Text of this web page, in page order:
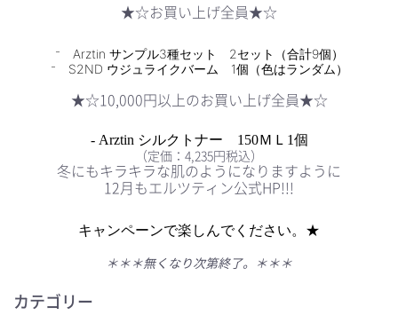
★☆お買い上げ全員★☆
⁻ Arztin サンプル3種セット 2セット（合計9個）
⁻ S2ND ウジュライクバーム 1個（色はランダム）
★☆10,000円以上のお買い上げ全員★☆
- Arztin シルクトナー 150ＭＬ1個
（定価：4,235円税込）
冬にもキラキラな肌のようになりますように
12月もエルツティン公式HP!!!
キャンペーンで楽しんでください。★
＊＊＊無くなり次第終了。＊＊＊
カテゴリー